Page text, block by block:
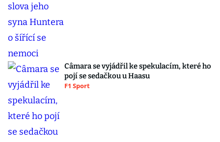
Câmara se vyjádřil ke spekulacím, které ho
pojí se sedačkou u Haasu
F1 Sport